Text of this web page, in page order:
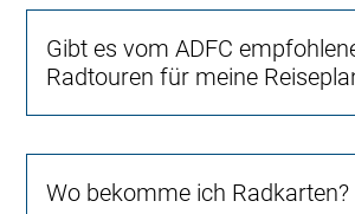
Gibt es vom ADFC
Radtouren für meine
Wo bekomme ich Radkarten?